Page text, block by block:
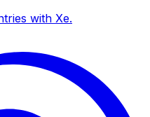
with Xe.